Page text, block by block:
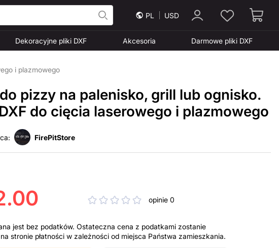
PL USD
Dekoracyjne pliki DXF Akcesoria Darmowe pliki DXF
i plazmowego
pizzy na palenisko, grill lub ognisko.
do cięcia laserowego i plazmowego
FirePitStore
opinie 0
jest bez podatków. Ostateczna cena z podatkami zostanie
stronie płatności w zależności od miejsca Państwa zamieszkania.